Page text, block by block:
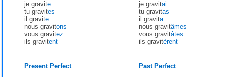
je gravite
tu gravites
il gravite
nous gravitons
vous gravitez
ils gravitent
je gravitai
tu gravitas
il gravita
nous gravitâmes
vous gravitâtes
ils gravitèrent
Present Perfect
Past Perfect